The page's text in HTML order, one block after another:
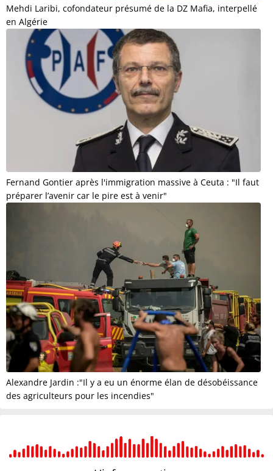
Mehdi Laribi, cofondateur présumé de la DZ Mafia, interpellé
en Algérie
Fernand Gontier après l'immigration massive à Ceuta : "Il faut
préparer l’avenir car le pire est à venir"
Alexandre Jardin :"Il y a eu un énorme élan de désobéissance
des agriculteurs pour les incendies"